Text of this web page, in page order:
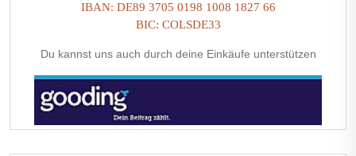
IBAN: DE89 3705 0198 1008 1827 66
BIC: COLSDE33
Du kannst uns auch durch deine Einkäufe unterstützen